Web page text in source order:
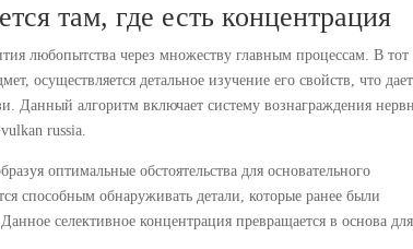
там, где есть концентрация
любопытства через множеству главным процессам. В тот
осуществляется детальное изучение его свойств, что дает
Данный алгоритм включает систему вознаграждения
russia.
оптимальные обстоятельства для основательного
способным обнаруживать детали, которые ранее были
селективное концентрация превращается в основа для